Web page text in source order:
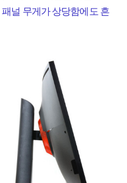
널 무게가 상당함에도 흔